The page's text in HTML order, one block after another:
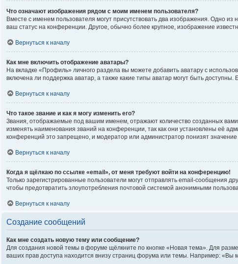
Что означают изображения рядом с моим именем пользователя?
Вместе с именем пользователя могут присутствовать два изображения. Одно
ваш статус на конференции. Другое, обычно более крупное, изображение
Вернуться к началу
Как мне включить отображение аватары?
На вкладке «Профиль» личного раздела вы можете добавить аватару с
включена ли поддержка аватар, а также какие типы аватар могут быть
Вернуться к началу
Что такое звание и как я могу изменить его?
Звания, отображаемые под вашим именем, отражают количество созданных
изменять наименования званий на конференции, так как они установлены её
конференций это запрещено, и модератор или администратор понизят
Вернуться к началу
Когда я щёлкаю по ссылке «email», от меня требуют войти на конференцию!
Только зарегистрированные пользователи могут отправлять email-сообщения
чтобы предотвратить злоупотребления почтовой системой анонимными
Вернуться к началу
Создание сообщений
Как мне создать новую тему или сообщение?
Для создания новой темы в форуме щёлкните по кнопке «Новая тема». Для
ваших прав доступа находится внизу страниц форума или темы. Например: